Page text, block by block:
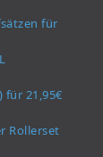
für
für 21,95€
Rollerset